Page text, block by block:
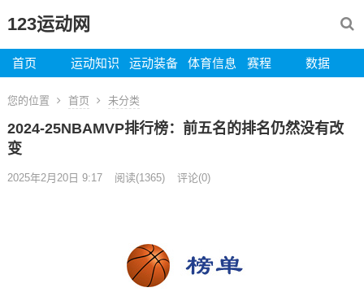
123运动网
首页 运动知识 运动装备 体育信息 赛程 数据
您的位置 首页 未分类
2024-25NBAMVP排行榜：前五名的排名仍然没有改
变
2025年2月20日 9:17 阅读(1365) 评论(0)